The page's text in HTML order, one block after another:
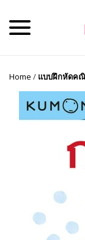
Home / แบบฝึกหัดคณิ